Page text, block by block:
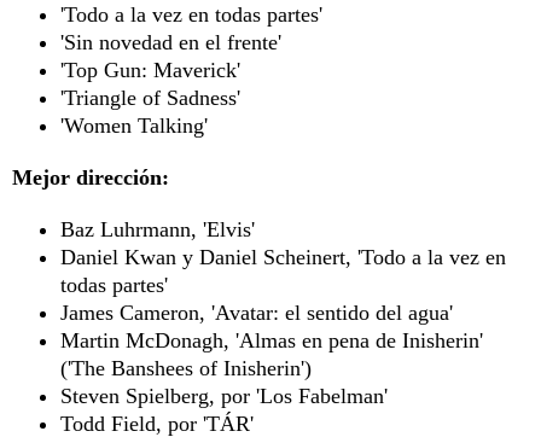
'Todo a la vez en todas partes'
'Sin novedad en el frente'
'Top Gun: Maverick'
'Triangle of Sadness'
'Women Talking'
Mejor dirección:
Baz Luhrmann, 'Elvis'
Daniel Kwan y Daniel Scheinert, 'Todo a la vez en
todas partes'
James Cameron, 'Avatar: el sentido del agua'
Martin McDonagh, 'Almas en pena de Inisherin'
('The Banshees of Inisherin')
Steven Spielberg, por 'Los Fabelman'
Todd Field, por 'TÁR'